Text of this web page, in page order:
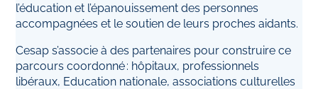
l’éducation et l’épanouissement des personnes
accompagnées et le soutien de leurs proches aidants.
Cesap s’associe à des partenaires pour construire ce
parcours coordonné : hôpitaux, professionnels
libéraux, Education nationale, associations culturelles